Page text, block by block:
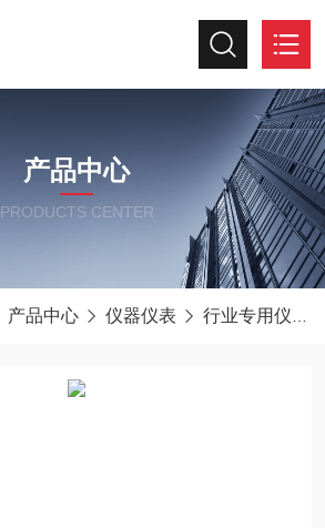
产品中心
PRODUCTS CENTER
产品中心 仪器仪表 行业专用仪器仪表